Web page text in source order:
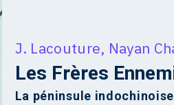
J. Lacouture, Nayan
Les Frères
La péninsule